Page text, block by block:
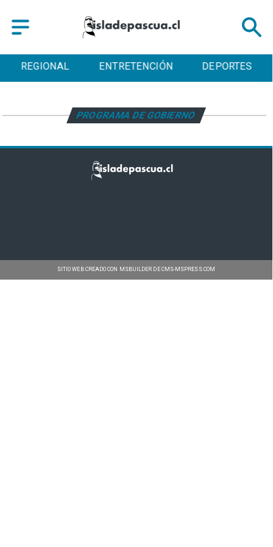
REGIONAL ENTRETENCIÓN DEPORTES
PROGRAMA DE GOBIERNO
SITIO WEB CREADO CON MSBUILDER DE CMS-MSPRESS.COM